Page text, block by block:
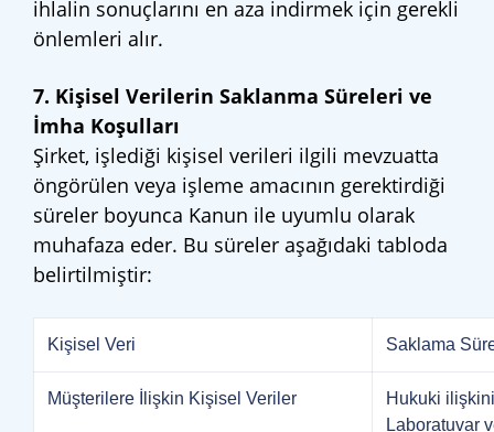
ihlalin sonuçlarını en aza indirmek için gerekli
önlemleri alır.
7. Kişisel Verilerin Saklanma Süreleri ve
İmha Koşulları
Şirket, işlediği kişisel verileri ilgili mevzuatta
öngörülen veya işleme amacının gerektirdiği
süreler boyunca Kanun ile uyumlu olarak
muhafaza eder. Bu süreler aşağıdaki tabloda
belirtilmiştir:
Kişisel Veri Saklama
Müşterilere İlişkin Kişisel Veriler
Hukuki
Laboratuvar